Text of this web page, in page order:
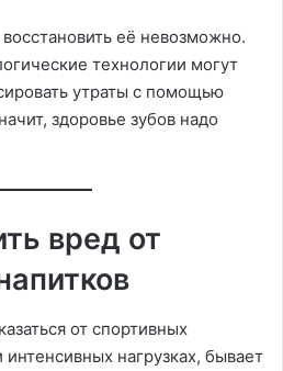
её невозможно.
технологии могут
утраты с помощью
здоровье зубов надо
вред от
от спортивных
нагрузках, бывает